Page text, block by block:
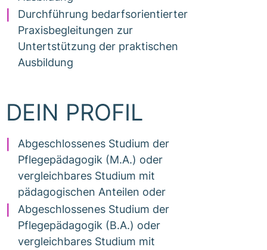
Durchführung bedarfsorientierter
Praxisbegleitungen zur
Untertstützung der praktischen
Ausbildung
DEIN PROFIL
Abgeschlossenes Studium der
Pflegepädagogik (M.A.) oder
vergleichbares Studium mit
pädagogischen Anteilen oder
Abgeschlossenes Studium der
Pflegepädagogik (B.A.) oder
vergleichbares Studium mit